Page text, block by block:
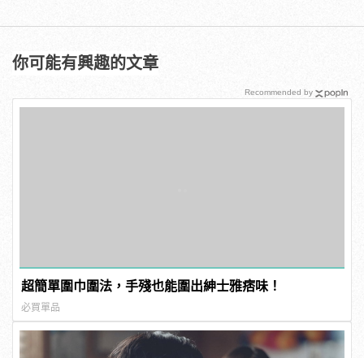
你可能有興趣的文章
超簡單圍巾圍法，手殘也能圍出紳士雅痞味！
必買單品
Recommended by